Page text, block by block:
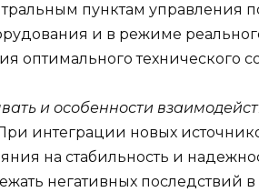
пунктам управления
и в режиме
оптимального технического
и особенности
интеграции новых
на стабильность и
негативных последствий